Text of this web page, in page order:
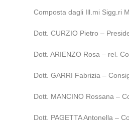
Composta dagli Ill.mi Sigg.ri
Dott. CURZIO Pietro –
Dott. ARIENZO Rosa – rel.
Dott. GARRI Fabrizia –
Dott. MANCINO Rossana –
Dott. PAGETTA Antonella –